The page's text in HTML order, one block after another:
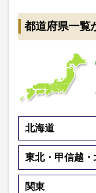
都道府県一覧
北海道
東北・甲信越・
関東